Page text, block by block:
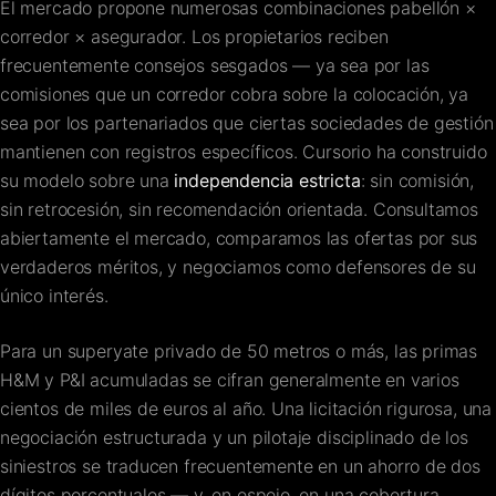
El mercado propone numerosas combinaciones pabellón ×
corredor × asegurador. Los propietarios reciben
frecuentemente consejos sesgados — ya sea por las
comisiones que un corredor cobra sobre la colocación, ya
sea por los partenariados que ciertas sociedades de gestión
mantienen con registros específicos. Cursorio ha construido
su modelo sobre una independencia estricta: sin comisión,
sin retrocesión, sin recomendación orientada. Consultamos
abiertamente el mercado, comparamos las ofertas por sus
verdaderos méritos, y negociamos como defensores de su
único interés.
Para un superyate privado de 50 metros o más, las primas
H&M y P&I acumuladas se cifran generalmente en varios
cientos de miles de euros al año. Una licitación rigurosa, una
negociación estructurada y un pilotaje disciplinado de los
siniestros se traducen frecuentemente en un ahorro de dos